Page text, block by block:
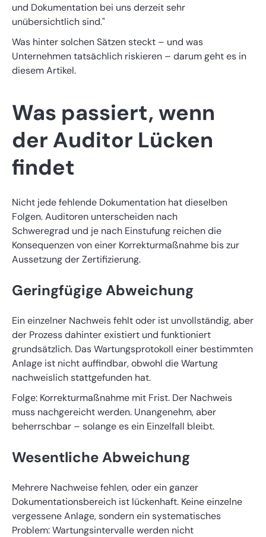
und Dokumentation bei uns derzeit sehr
unübersichtlich sind."
Was hinter solchen Sätzen steckt – und was
Unternehmen tatsächlich riskieren – darum geht es in
diesem Artikel.
Was passiert, wenn
der Auditor Lücken
findet
Nicht jede fehlende Dokumentation hat dieselben
Folgen. Auditoren unterscheiden nach
Schweregrad und je nach Einstufung reichen die
Konsequenzen von einer Korrekturmaßnahme bis zur
Aussetzung der Zertifizierung.
Geringfügige Abweichung
Ein einzelner Nachweis fehlt oder ist unvollständig, aber
der Prozess dahinter existiert und funktioniert
grundsätzlich. Das Wartungsprotokoll einer bestimmten
Anlage ist nicht auffindbar, obwohl die Wartung
nachweislich stattgefunden hat.
Folge: Korrekturmaßnahme mit Frist. Der Nachweis
muss nachgereicht werden. Unangenehm, aber
beherrschbar – solange es ein Einzelfall bleibt.
Wesentliche Abweichung
Mehrere Nachweise fehlen, oder ein ganzer
Dokumentationsbereich ist lückenhaft. Keine einzelne
vergessene Anlage, sondern ein systematisches
Problem: Wartungsintervalle werden nicht